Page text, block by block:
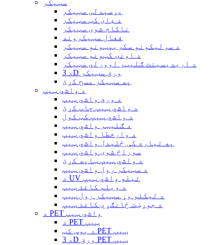
سټیکر
پړسېدلی سټیکر
د ډای کټ سټیکر
ناکام شوی سټیکر
فعال سټیکرونه
د سرلیکونو سکریپټونو سټیکر
د اونۍ کټونو سټیکر
د اریدیسینت ګلیټر اوورلي سټیکر
د 3D ورق سټیکر
په سټیکر مسح کړئ
د واشي ټیپ
د ورق واشي ټیپ
د واشي ټیپ چاپ کړئ
د واشي ټیپ کټ کول
د ګلیټر واشي ټیپ
د وارخطا واشي ټیپ
په تیاره کې ځلیدل واشي ټیپ
سوراخ شوی واشي ټیپ
د واشي ټیپ ټاپه کړئ
د سټیکر رول واشي ټیپ
د UV تیلو واشي ټیپ
د ویلم کاغذ ټیپ
د لیکلو وړ سټیکر رول ټیپ
د جوړښت ځانګړي کاغذ ټیپ
د PET واشي ټیپ
د PET ټیپ
د بوس کټ PET ټیپ
د 3D ورق PET ټیپ